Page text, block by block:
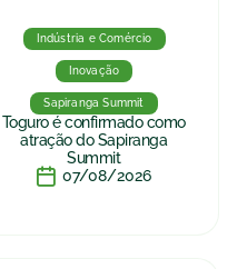
Indústria e Comércio
Inovação
Sapiranga Summit
Toguro é confirmado como
atração do Sapiranga
Summit
07/08/2026